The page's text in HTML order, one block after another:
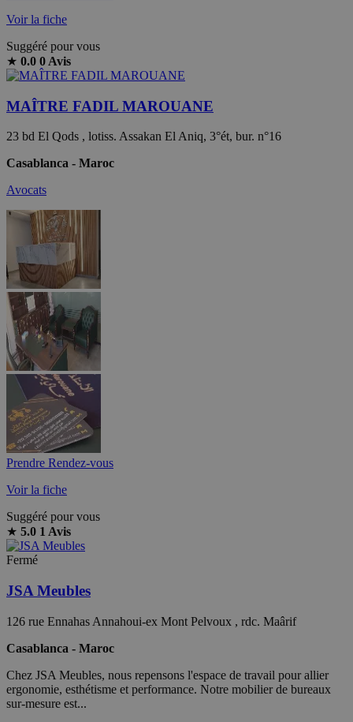
Voir la fiche
Suggéré pour vous
★ 0.0 0 Avis
MAÎTRE FADIL MAROUANE
23 bd El Qods , lotiss. Assakan El Aniq, 3°ét, bur. n°16
Casablanca - Maroc
Avocats
Prendre Rendez-vous
Voir la fiche
Suggéré pour vous
★ 5.0 1 Avis
Fermé
JSA Meubles
126 rue Ennahas Annahoui-ex Mont Pelvoux , rdc. Maârif
Casablanca - Maroc
Chez JSA Meubles, nous repensons l'espace de travail pour allier
ergonomie, esthétisme et performance. Notre mobilier de bureaux
sur-mesure est...